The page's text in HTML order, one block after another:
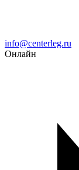
Email
info@centerleg.ru
Онлайн